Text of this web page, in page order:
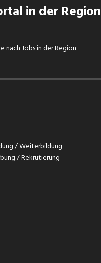
in der Region
nach Jobs in der Region
/ Weiterbildung
/ Rekrutierung